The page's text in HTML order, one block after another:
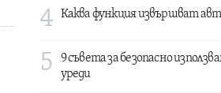
4 Каква функция извършват
5
9 съвета за безопасно
уреди